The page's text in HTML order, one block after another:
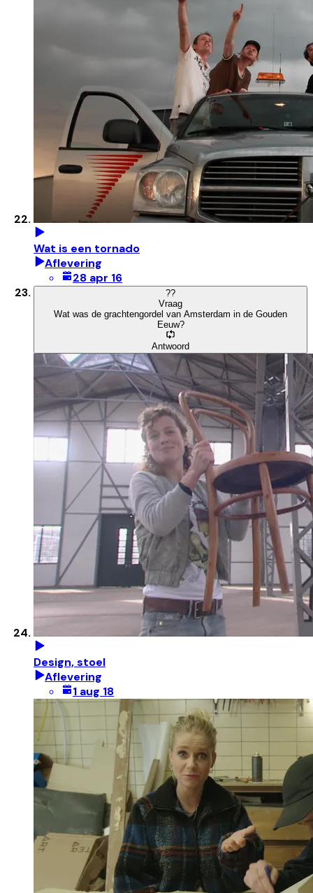
Wat is een tornado
Aflevering
28 apr 16
??
Vraag
Wat was de grachtengordel van Amsterdam in de Gouden
Eeuw?
Antwoord
Design, stoel
Aflevering
1 aug 18